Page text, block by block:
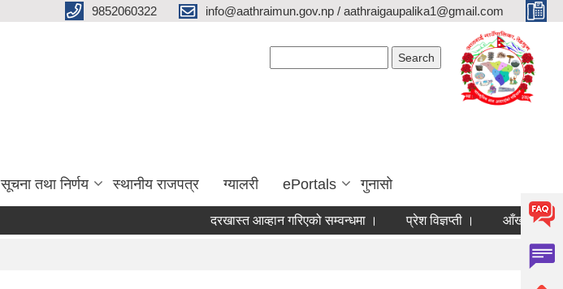
9852060322 info@aathraimun.gov.np / aathraigaupalika1@gmail.com
सूचना तथा निर्णय स्थानीय राजपत्र ग्यालरी ePortals गुनासो
दरखास्त आव्हान गरिएको सम्वन्धमा । प्रेश विज्ञप्ती । आँखा तथा कान